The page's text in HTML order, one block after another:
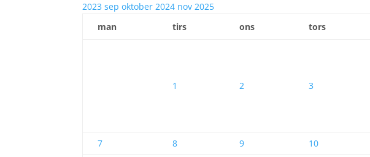
2023sepoktober 2024 nov2025
man
tirs ons tors
1 2 3
7 8 9 10